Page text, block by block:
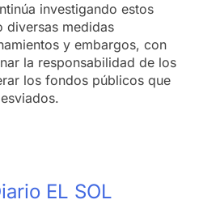
investigando estos
diversas medidas
y embargos, con
la responsabilidad de los
los fondos públicos que
EL SOL